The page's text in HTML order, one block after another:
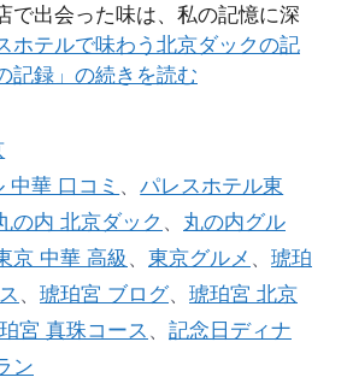
で出会った味は、私の記憶に深
ホテルで味わう北京ダックの記
記録」の続きを読む
中華 口コミ 、パレスホテル東
の内 北京ダック 、 丸の内グル
京 中華 高級 、 東京グルメ 、 琥珀
、 琥珀宮 ブログ、 琥珀宮 北京
宮 真珠コース 、 記念日ディナ
ン